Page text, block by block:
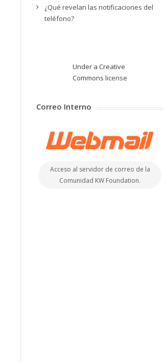
¿Qué revelan las notificaciones del
teléfono?
Under a Creative
Commons license
Correo Interno
Acceso al servidor de correo de la
Comunidad KW Foundation.